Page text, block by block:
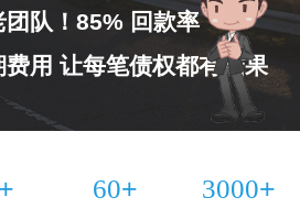
队！85% 回款率
用 让每笔债权都有结果
+ 60+ 3000+